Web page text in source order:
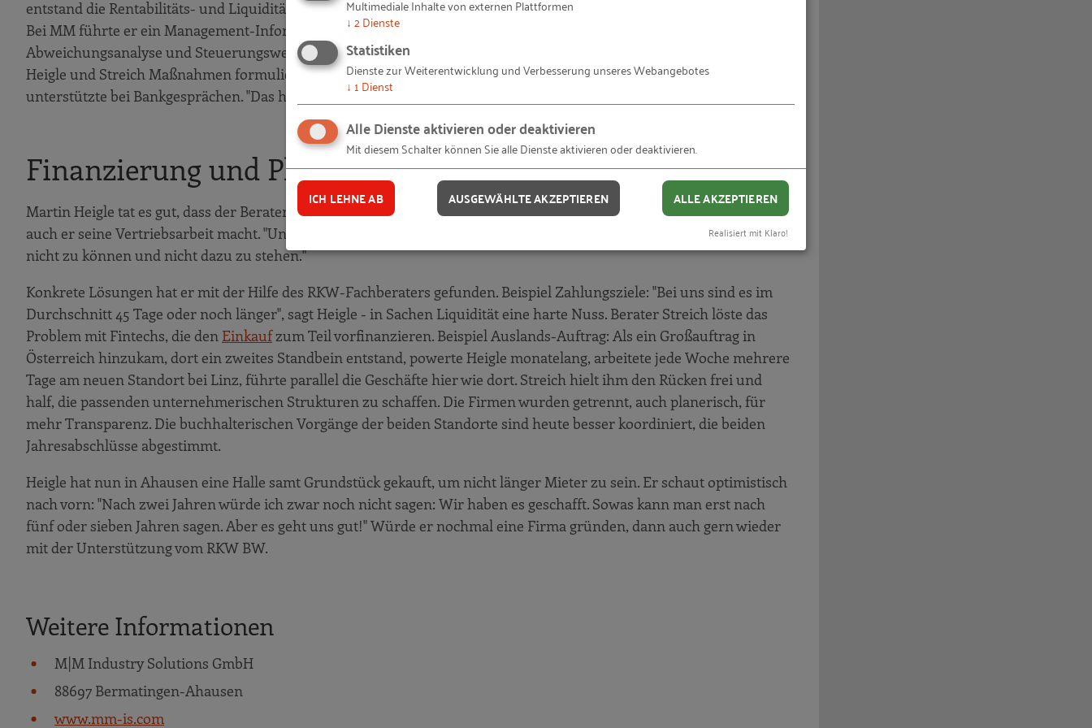
entstand die Rentabilitäts- und Liquiditätsplanung. Er setzt auf integrierte Systeme für Planung, Bilanz und Forecast.
Bei MM führte er ein Management-Informationssystem (MIS) samt Controlling-Tools ein, brachte Reporting,
Abweichungsanalyse und Steuerungswerkzeuge auf den Weg. Wann immer es Abweichungen vom Plan gab, haben
Heigle und Streich Maßnahmen formuliert und umgesetzt. Streich kümmerte sich ums Bankreporting und
unterstützte bei Bankgesprächen. "Das hat in der Praxis alles wunderbar funktioniert", sagt Streich heute.
Finanzierung und Planung geklärt
Martin Heigle tat es gut, dass der Berater ihm bestätigt hat, wie gut das Unternehmen generell aufgestellt ist, wie gut
auch er seine Vertriebsarbeit macht. "Und wir haben geklärt, wo ich Hilfe brauche", sagt er. "Schlimm ist nur, etwas
nicht zu können und nicht dazu zu stehen."
Konkrete Lösungen hat er mit der Hilfe des RKW-Fachberaters gefunden. Beispiel Zahlungsziele: "Bei uns sind es im
Durchschnitt 45 Tage oder noch länger", sagt Heigle - in Sachen Liquidität eine harte Nuss. Berater Streich löste das
Problem mit Fintechs, die den Einkaufzum Teil vorfinanzieren. Beispiel Auslands-Auftrag: Als ein Großauftrag in
Österreich hinzukam, dort ein zweites Standbein entstand, powerte Heigle monatelang, arbeitete jede Woche mehrere
Tage am neuen Standort bei Linz, führte parallel die Geschäfte hier wie dort. Streich hielt ihm den Rücken frei und
half, die passenden unternehmerischen Strukturen zu schaffen. Die Firmen wurden getrennt, auch planerisch, für
mehr Transparenz. Die buchhalterischen Vorgänge der beiden Standorte sind heute besser koordiniert, die beiden
Jahresabschlüsse abgestimmt.
Heigle hat nun in Ahausen eine Halle samt Grundstück gekauft, um nicht länger Mieter zu sein. Er schaut optimistisch
nach vorn: "Nach zwei Jahren würde ich zwar noch nicht sagen: Wir haben es geschafft. Sowas kann man erst nach
fünf oder sieben Jahren sagen. Aber es geht uns gut!" Würde er nochmal eine Firma gründen, dann auch gern wieder
mit der Unterstützung vom RKW BW.
Weitere Informationen
M|M Industry Solutions GmbH
88697 Bermatingen-Ahausen
www.mm-is.com
Multimediale Inhalte von externen Plattformen
↓ 2Dienste
Statistiken
Dienste zur Weiterentwicklung und Verbesserung unseres Webangebotes
↓ 1 Dienst
Alle Dienste aktivieren oder deaktivieren
Mit diesem Schalter können Sie alle Dienste aktivieren oder deaktivieren.
ICH LEHNE AB AUSGEWÄHLTE AKZEPTIEREN ALLE AKZEPTIEREN
Realisiert mit Klaro!